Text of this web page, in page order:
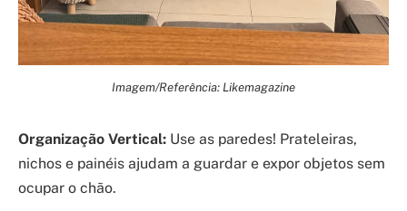
Imagem/Referência: Likemagazine
Organização Vertical: Use as paredes! Prateleiras,
nichos e painéis ajudam a guardar e expor objetos sem
ocupar o chão.